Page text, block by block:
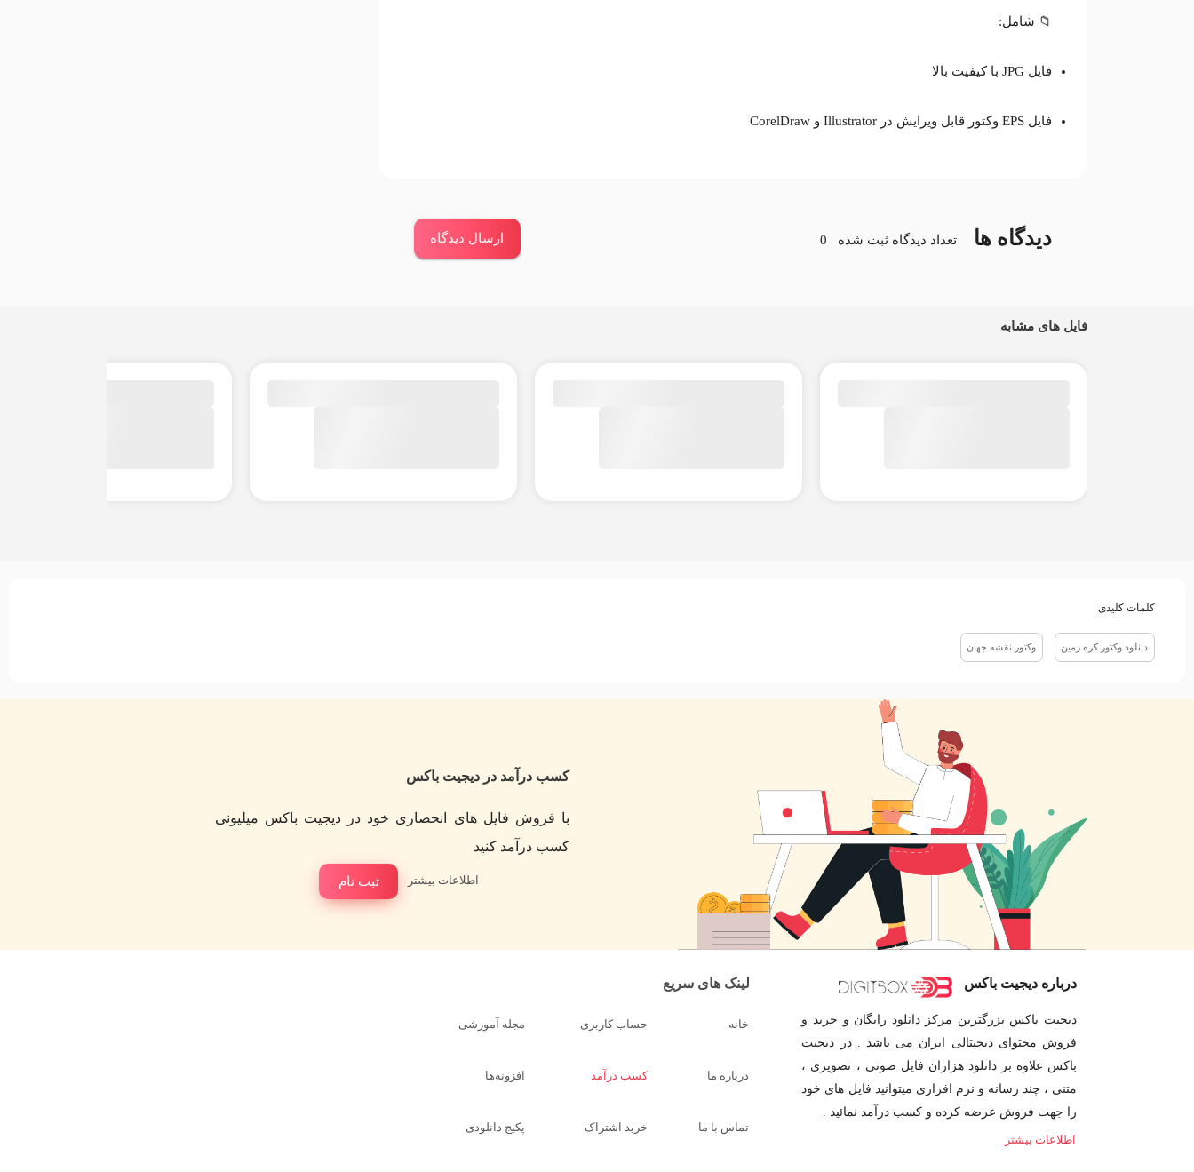
📁 شامل:
فایل JPG با کیفیت بالا
فایل EPS وکتور قابل ویرایش در Illustrator و CorelDraw
دیدگاه ها تعداد دیدگاه ثبت شده 0 ارسال دیدگاه
فایل های مشابه
کلمات کلیدی
دانلود وکتور کره زمین وکتور نقشه جهان
کسب درآمد در دیجیت باکس
با فروش فایل های انحصاری خود در دیجیت باکس میلیونی
کسب درآمد کنید
ثبت نام اطلاعات بیشتر
درباره دیجیت باکس
دیجیت باکس بزرگترین مرکز دانلود رایگان و خرید و
فروش محتوای دیجیتالی ایران می باشد . در دیجیت
باکس علاوه بر دانلود هزاران فایل صوتی ، تصویری ،
متنی ، چند رسانه و نرم افزاری میتوانید فایل های خود
را جهت فروش عرضه کرده و کسب درآمد نمائید .
اطلاعات بیشتر
لینک های سریع
خانه
درباره ما
تماس با ما
حساب کاربری
کسب درآمد
خرید اشتراک
مجله آموزشی
افزونه‌ها
پکیج دانلودی